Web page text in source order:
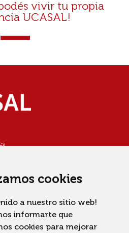
cookies
a nuestro sitio web!
informarte que
cookies para mejorar
vivir tu propia
UCASAL!
(UCASAL)